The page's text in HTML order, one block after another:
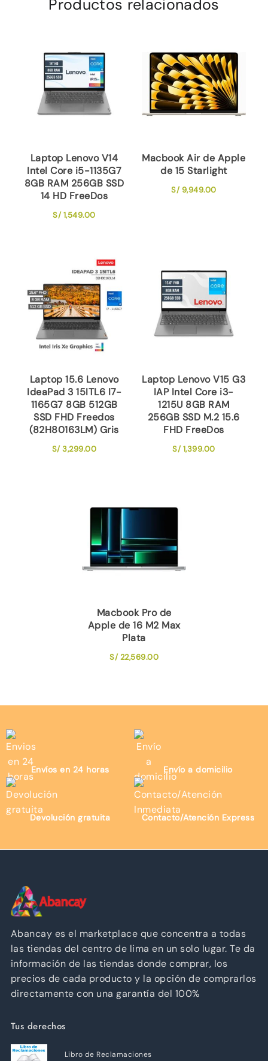
Productos relacionados
Laptop Lenovo V14
Intel Core i5-1135G7
8GB RAM 256GB SSD
14 HD FreeDos
S/1,549.00
Macbook Air de Apple
de 15 Starlight
S/9,949.00
Laptop 15.6 Lenovo
IdeaPad 3 15ITL6 I7-
1165G7 8GB 512GB
SSD FHD Freedos
(82H80163LM) Gris
S/3,299.00
Laptop Lenovo V15 G3
IAP Intel Core i3-
1215U 8GB RAM
256GB SSD M.2 15.6
FHD FreeDos
S/1,399.00
Macbook Pro de
Apple de 16 M2 Max
Plata
S/ 22,569.00
Envíos en 24 horas Envío a domicilio
Devolución gratuita Contacto/Atención Express
Abancay es el marketplace que concentra a todas
las tiendas del centro de lima en un solo lugar. Te da
información de las tiendas donde comprar, los
precios de cada producto y la opción de comprarlos
directamente con una garantía del 100%
Tus derechos
Libro de Reclamaciones